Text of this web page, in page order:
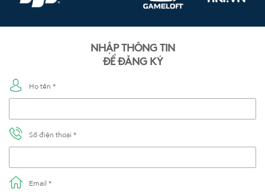
NHẬP THÔNG TIN
ĐỂ ĐĂNG KÝ
Họ tên *
Số điện thoại *
Email *